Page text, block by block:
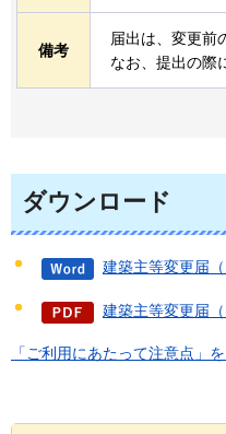
備考
届出は、変更前
なお、提出の際
ダウンロード
建築主等変更届（
建築主等変更届（
「ご利用にあたって注意点」